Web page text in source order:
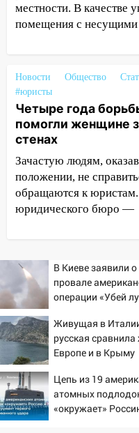
15:15 Проводил
новый кавалер
14:26
В
по улице
14:23 67%
передумать
повысят зарплату
14:01
более 4,6
судом
автоподставщиков
13:00
В суде
мужчины,
обвиняли в
животными
12:28
Миллион на
Ульяновской
провернул
проездными
12:10
120 тысяч долга
местности. В качестве
помещения с несущими
Новости Общество
#юристы
Четыре года
помогли женщине
стенах
Зачастую людям,
положении, не
обращаются к юристам.
юридического бюро —
В Киеве заявили о
провале
операции «Убей
Живущая в
русская
Европе и в Крыму
Цепь из 19
атомных
«окружает»